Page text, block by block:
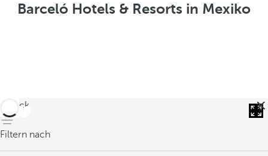
Barceló Hotels & Resorts in Mexiko
zurück
Filtern nach